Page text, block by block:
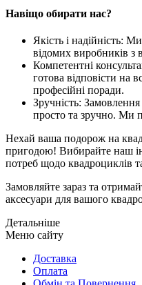
Навіщо обирати нас?
Якість і надійність:
відомих виробників з
Компетентні
готова відповісти на
професійні поради.
Зручність:
просто та зручно. Ми
Нехай ваша подорож на
пригодою! Вибирайте наш
потреб щодо квадроциклів
Замовляйте зараз та
аксесуари для вашого
Детальніше
Mеню сайтy
Доставка
Оплата